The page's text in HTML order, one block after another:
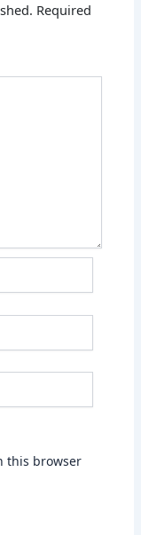
Required
this browser